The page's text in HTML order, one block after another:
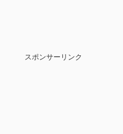
スポンサーリンク